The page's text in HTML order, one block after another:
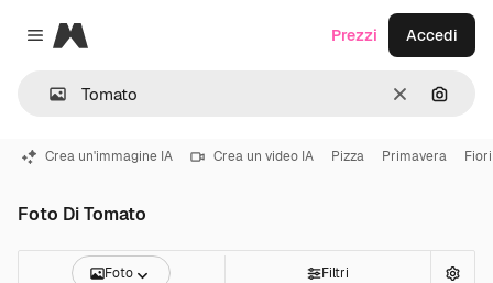
Close menu
Magnific
CancellaCerca
Prezzi Accedi
Crea un'immagine IA Crea un video IA Pizza Primavera Fiori
Foto Di Tomato
Foto Filtri